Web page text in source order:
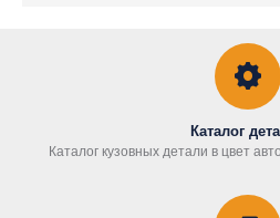
Каталог
Каталог кузовных детали в цвет